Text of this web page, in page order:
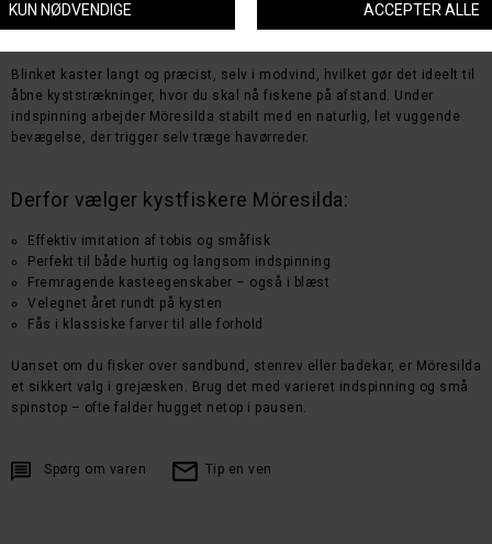
som imiterer en såret tobis eller lille byttefisk – præcis det, havørreden
er på jagt efter langs de danske kyster.
Blinket kaster langt og præcist, selv i modvind, hvilket gør det ideelt til
åbne kyststrækninger, hvor du skal nå fiskene på afstand. Under
indspinning arbejder Möresilda stabilt med en naturlig, let vuggende
bevægelse, der trigger selv træge havørreder.
Derfor vælger kystfiskere Möresilda:
Effektiv imitation af tobis og småfisk
Perfekt til både hurtig og langsom indspinning
Fremragende kasteegenskaber – også i blæst
Velegnet året rundt på kysten
Fås i klassiske farver til alle forhold
Uanset om du fisker over sandbund, stenrev eller badekar, er Möresilda
et sikkert valg i grejæsken. Brug det med varieret indspinning og små
spinstop – ofte falder hugget netop i pausen.
Spørg om varen Tip en ven